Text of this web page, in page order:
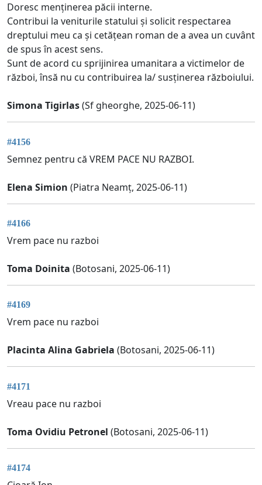
Doresc menținerea păcii interne.
Contribui la veniturile statului și solicit respectarea
dreptului meu ca și cetățean roman de a avea un cuvânt
de spus în acest sens.
Sunt de acord cu sprijinirea umanitara a victimelor de
război, însă nu cu contribuirea la/ susținerea războiului.
Simona Tigirlas(Sf gheorghe, 2025-06-11)
#4156
Semnez pentru că VREM PACE NU RAZBOI.
Elena Simion (Piatra Neamț, 2025-06-11)
#4166
Vrem pace nu razboi
Toma Doinita (Botosani, 2025-06-11)
#4169
Vrem pace nu razboi
Placinta Alina Gabriela (Botosani, 2025-06-11)
#4171
Vreau pace nu razboi
Toma Ovidiu Petronel (Botosani, 2025-06-11)
#4174